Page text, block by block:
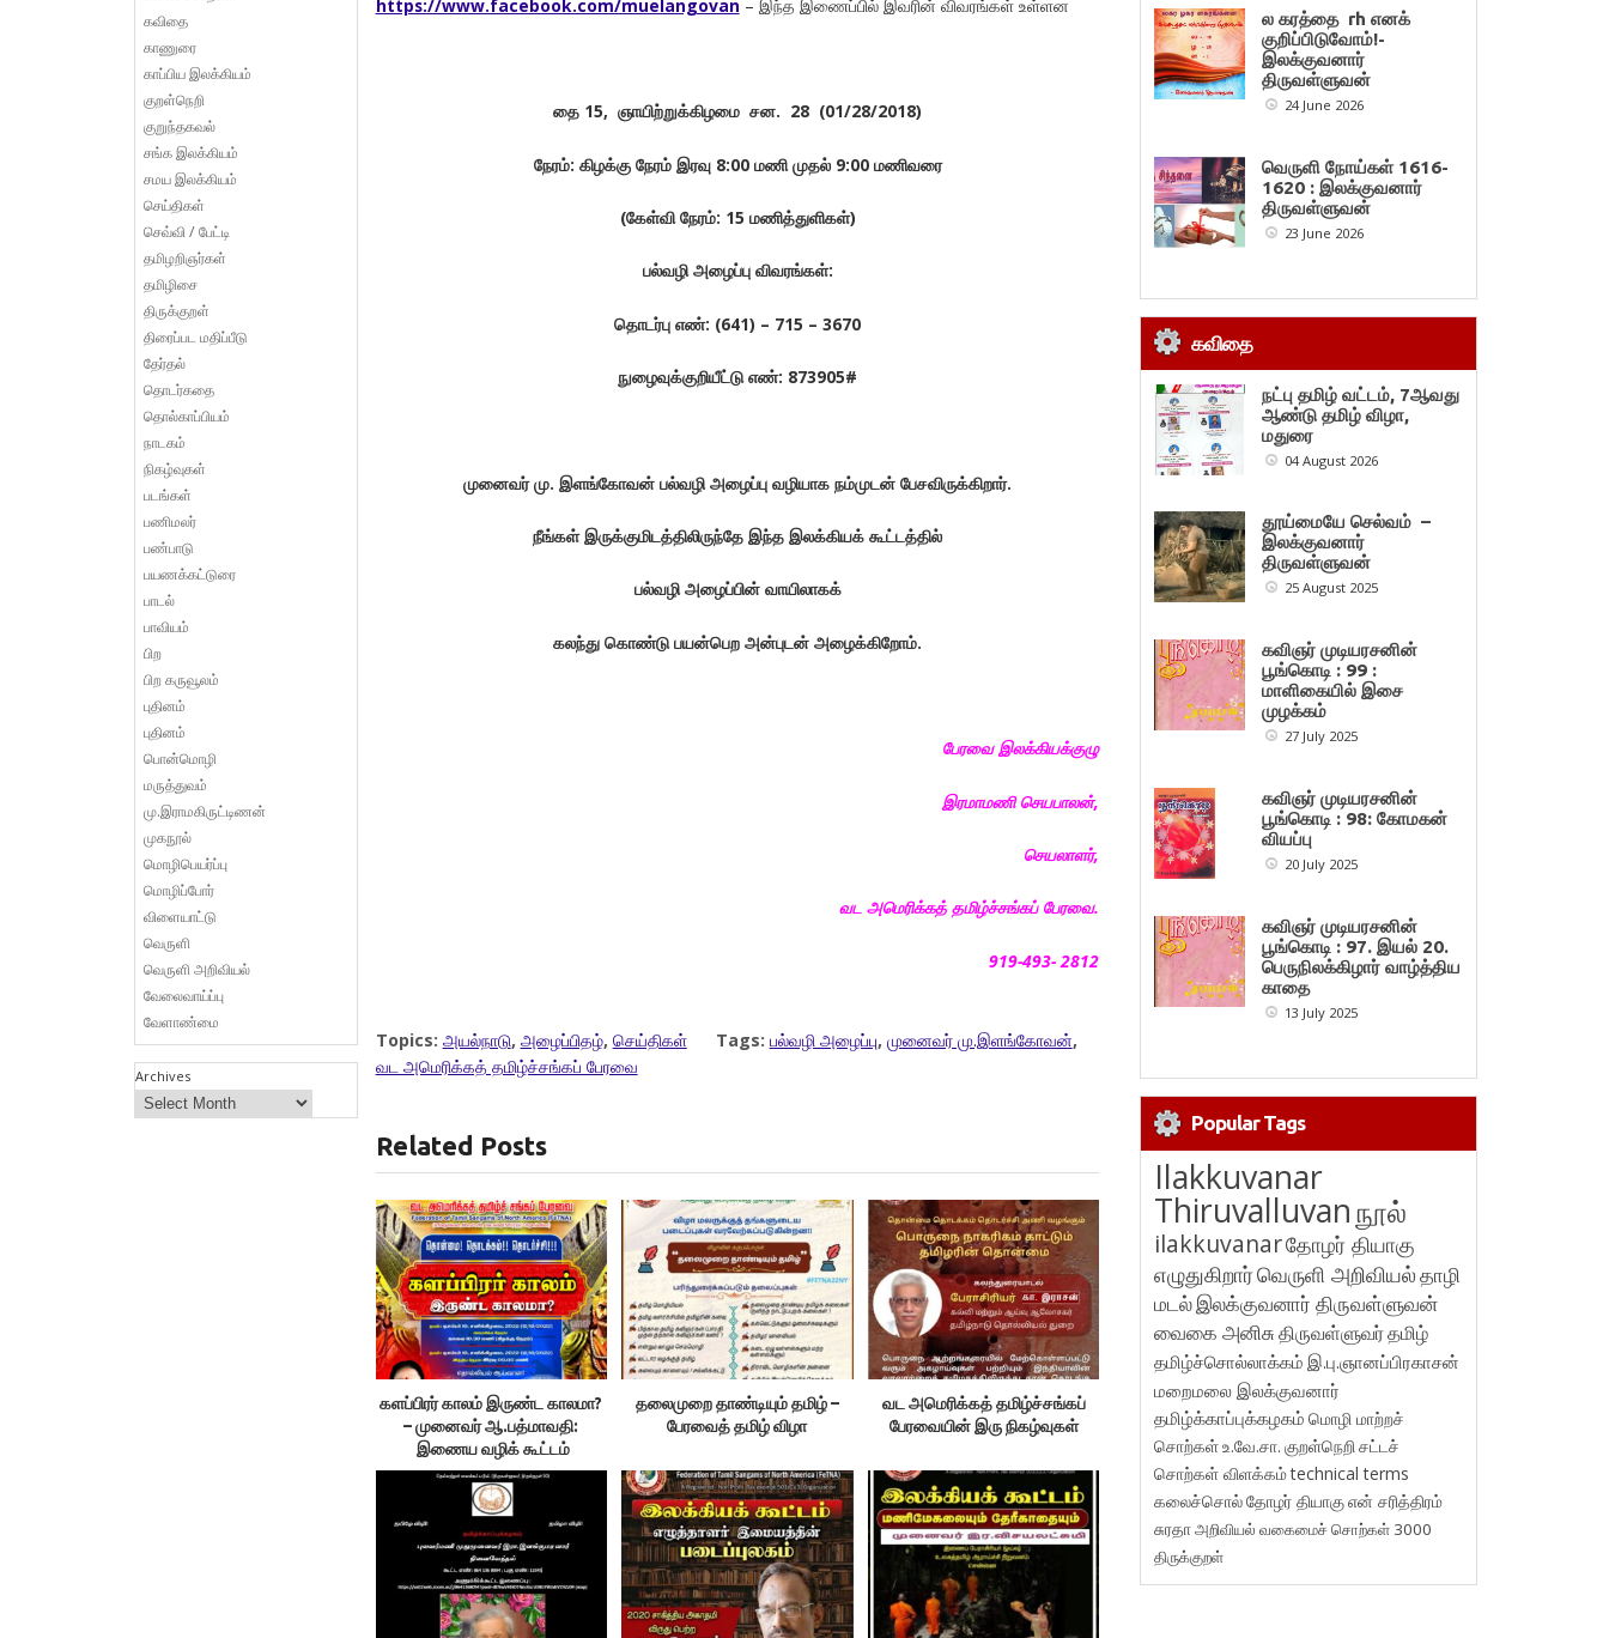
https://www.facebook.com/muelangovan – இந்த இணைப்பில் இவரின் விவரங்கள் உள்ளன
தை 15, ஞாயிற்றுக்கிழமை சன. 28 (01/28/2018)
நேரம்: கிழக்கு நேரம் இரவு 8:00 மணி முதல் 9:00 மணிவரை
(கேள்வி நேரம்: 15 மணித்துளிகள்)
பல்வழி அழைப்பு விவரங்கள்:
தொடர்பு எண்: (641) – 715 – 3670
நுழைவுக்குறியீட்டு எண்: 873905#
முனைவர் மு. இளங்கோவன் பல்வழி அழைப்பு வழியாக நம்முடன் பேசவிருக்கிறார்.
நீங்கள் இருக்குமிடத்திலிருந்தே இந்த இலக்கியக் கூட்டத்தில்
பல்வழி அழைப்பின் வாயிலாகக்
கலந்து கொண்டு பயன்பெற அன்புடன் அழைக்கிறோம்.
பேரவை இலக்கியக்குழு
இரமாமணி செயபாலன்,
செயலாளர்,
வட அமெரிக்கத் தமிழ்ச்சங்கப் பேரவை.
919-493- 2812
Topics: அயல்நாடு, அழைப்பிதழ், செய்திகள் Tags: பல்வழி அழைப்பு, முனைவர் மு.இளங்கோவன்,
வட அமெரிக்கத் தமிழ்ச்சங்கப் பேரவை
Related Posts
களப்பிரர் காலம் இருண்ட காலமா?
– முனைவர் ஆ.பத்மாவதி:
இணைய வழிக் கூட்டம்
10/12/22
தலைமுறை தாண்டியும் தமிழ் –
பேரவைத் தமிழ் விழா
வட அமெரிக்கத் தமிழ்ச்சங்கப்
பேரவையின் இரு நிகழ்வுகள்
கவிதை
காணுரை
காப்பிய இலக்கியம்
குறள்நெறி
குறுந்தகவல்
சங்க இலக்கியம்
சமய இலக்கியம்
செய்திகள்
செவ்வி / பேட்டி
தமிழறிஞர்கள்
தமிழிசை
திருக்குறள்
திரைப்பட மதிப்பீடு
தேர்தல்
தொடர்கதை
தொல்காப்பியம்
நாடகம்
நிகழ்வுகள்
படங்கள்
பணிமலர்
பண்பாடு
பயணக்கட்டுரை
பாடல்
பாவியம்
பிற
பிற கருவூலம்
புதினம்
புதினம்
பொன்மொழி
மருத்துவம்
மு.இராமகிருட்டிணன்
முகநூல்
மொழிபெயர்ப்பு
மொழிப்போர்
விளையாட்டு
வெருளி
வெருளி அறிவியல்
வேலைவாய்ப்பு
வேளாண்மை
Archives
ல கரத்தை rh எனக்
குறிப்பிடுவோம்!-
இலக்குவனார்
திருவள்ளுவன்
24 June 2026
வெருளி நோய்கள் 1616-
1620 : இலக்குவனார்
திருவள்ளுவன்
23 June 2026
கவிதை
நட்பு தமிழ் வட்டம், 7ஆவது
ஆண்டு தமிழ் விழா,
மதுரை
04 August 2026
தூய்மையே செல்வம் –
இலக்குவனார்
திருவள்ளுவன்
25 August 2025
கவிஞர் முடியரசனின்
பூங்கொடி : 99 :
மாளிகையில் இசை
முழக்கம்
27 July 2025
கவிஞர் முடியரசனின்
பூங்கொடி : 98: கோமகன்
வியப்பு
20 July 2025
கவிஞர் முடியரசனின்
பூங்கொடி : 97. இயல் 20.
பெருநிலக்கிழார் வாழ்த்திய
காதை
13 July 2025
Popular Tags
Ilakkuvanar
Thiruvalluvanநூல்
ilakkuvanarதோழர் தியாகு
எழுதுகிறார்வெருளி அறிவியல்தாழி
மடல்இலக்குவனார் திருவள்ளுவன்
வைகை அனிசுதிருவள்ளுவர்தமிழ்
தமிழ்ச்சொல்லாக்கம் இ.பு.ஞானப்பிரகாசன்
மறைமலை இலக்குவனார்
தமிழ்க்காப்புக்கழகம் மொழி மாற்றச்
சொற்கள்உ.வே.சா. குறள்நெறி சட்டச்
சொற்கள் விளக்கம்technical terms
கலைச்சொல்தோழர் தியாகுஎன் சரித்திரம்
சுரதாஅறிவியல் வகைமைச் சொற்கள் 3000
திருக்குறள்